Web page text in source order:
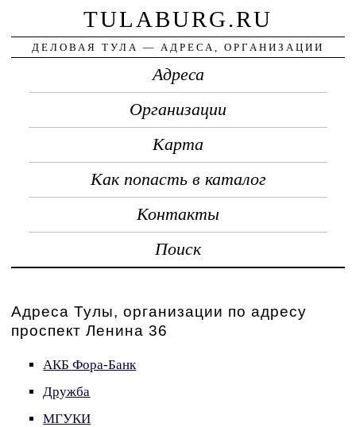
TULABURG.RU
ДЕЛОВАЯ ТУЛА — АДРЕСА, ОРГАНИЗАЦИИ
Адреса
Организации
Карта
Как попасть в каталог
Контакты
Поиск
Адреса Тулы, организации по адресу
проспект Ленина 36
АКБ Фора-Банк
Дружба
МГУКИ